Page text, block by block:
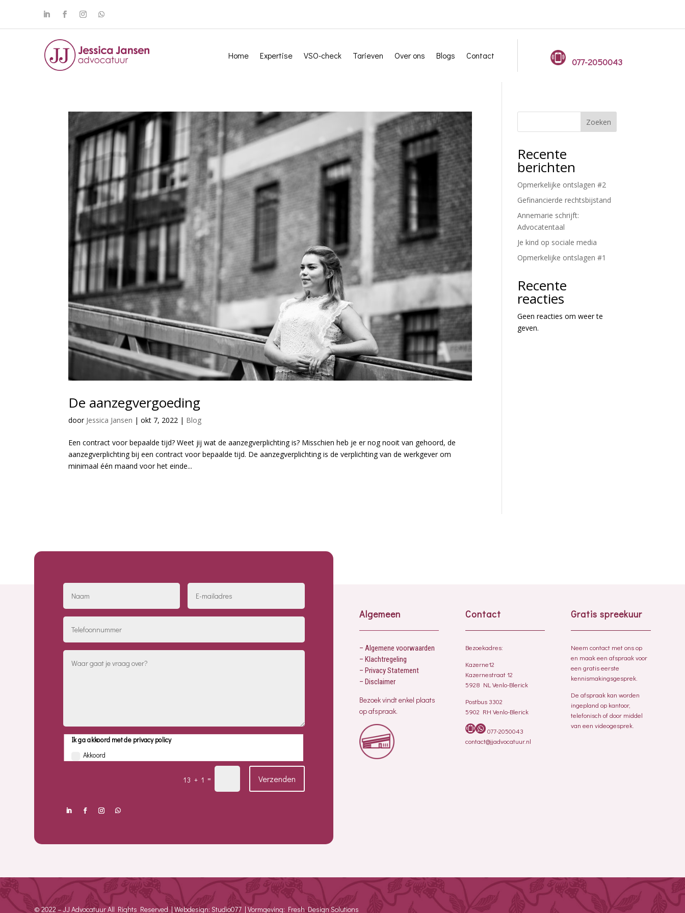
Home Expertise VSO-check Tarieven Over ons Blogs Contact
077-2050043
De aanzegvergoeding
door Jessica Jansen |okt 7, 2022 | Blog
Een contract voor bepaalde tijd? Weet jij wat de aanzegverplichting is? Misschien heb je er nog nooit van gehoord, de
aanzegverplichting bij een contract voor bepaalde tijd. De aanzegverplichting is de verplichting van de werkgever om
minimaal één maand voor het einde...
Zoeken
Recente
berichten
Opmerkelijke ontslagen #2
Gefinancierde rechtsbijstand
Annemarie schrijft:
Advocatentaal
Je kind op sociale media
Opmerkelijke ontslagen #1
Recente
reacties
Geen reacties om weer te
geven.
Ik ga akkoord met de privacy policy
Akkoord
13 + 1 = Verzenden
Algemeen
– Algemene voorwaarden
– Klachtregeling
– Privacy Statement
– Disclaimer
Bezoek vindt enkel plaats
op afspraak.
Contact
Bezoekadres:
Kazerne12
Kazernestraat 12
5928 NL Venlo-Blerick
Postbus 3302
5902 RH Venlo-Blerick
077-2050043
contact@jjadvocatuur.nl
Gratis spreekuur
Neem contact met ons op
en maak een afspraak voor
een gratis eerste
kennismakingsgesprek.
De afspraak kan worden
ingepland op kantoor,
telefonisch of door middel
van een videogesprek.
© 2022 – JJ Advocatuur All Rights Reserved | Webdesign: Studio077 | Vormgeving: Fresh Design Solutions